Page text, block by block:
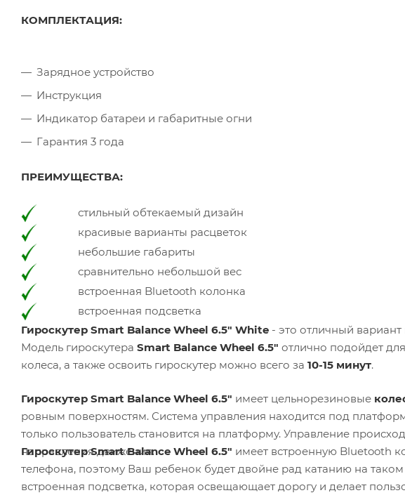
КОМПЛЕКТАЦИЯ:
Зарядное устройство
Инструкция
Индикатор батареи и габаритные огни
Гарантия 3 года
ПРЕИМУЩЕСТВА:
стильный обтекаемый дизайн
красивые варианты расцветок
небольшие габариты
сравнительно небольшой вес
встроенная Bluetooth колонка
встроенная подсветка
Гироскутер Smart Balance Wheel 6.5" White - это отличный
Модель гироскутера Smart Balance Wheel 6.5" отлично подойдет
колеса, а также освоить гироскутер можно всего за 10-15 минут.
Гироскутер Smart Balance Wheel 6.5" имеет цельнорезиновые
ровным поверхностям. Система управления находится под
только пользователь становится на платформу. Управление
направления движения.
Гироскутер Smart Balance Wheel 6.5" имеет встроенную Bluetooth
телефона, поэтому Ваш ребенок будет двойне рад катанию на таком
встроенная подсветка, которая освещающает дорогу и делает